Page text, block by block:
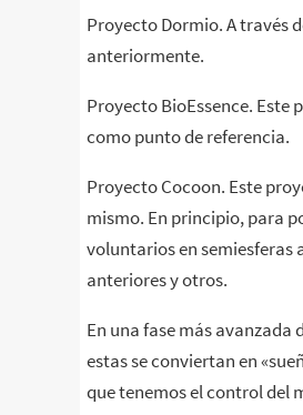
Proyecto Dormio. A través
anteriormente.
Proyecto BioEssence.
como punto de referencia.
Proyecto Cocoon. Este
mismo. En principio, para
voluntarios en semiesferas
anteriores y otros.
En una fase más avanzada
estas se conviertan en
que tenemos el control del